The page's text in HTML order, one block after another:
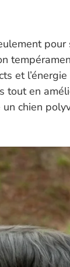
pour
et
tout en
chien